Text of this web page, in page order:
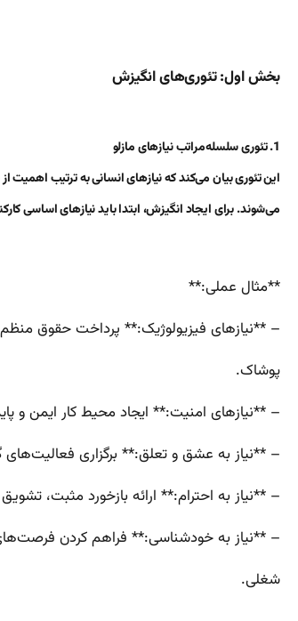
بخش اول: تئوری‌های انگیزش
1. تئوری سلسله‌مراتب نیازهای مازلو
این تئوری بیان می‌کند که نیازهای انسانی به ترتیب
می‌شوند. برای ایجاد انگیزش، ابتدا باید نیازهای اساسی
**مثال عملی:**
– **نیازهای فیزیولوژیک:** پرداخت حقوق منظم
پوشاک.
– **نیازهای امنیت:** ایجاد محیط کار ایمن و
– **نیاز به عشق و تعلق:** برگزاری
– **نیاز به احترام:** ارائه بازخورد مثبت،
– **نیاز به خودشناسی:** فراهم کردن
شغلی.